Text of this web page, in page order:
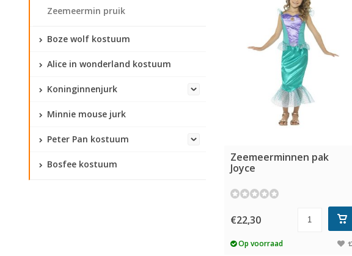
Zeemeermin pruik
Boze wolf kostuum
Alice in wonderland kostuum
Koninginnenjurk
Minnie mouse jurk
Peter Pan kostuum
Bosfee kostuum
Zeemeerminnen pak
Joyce
€22,30
Op voorraad